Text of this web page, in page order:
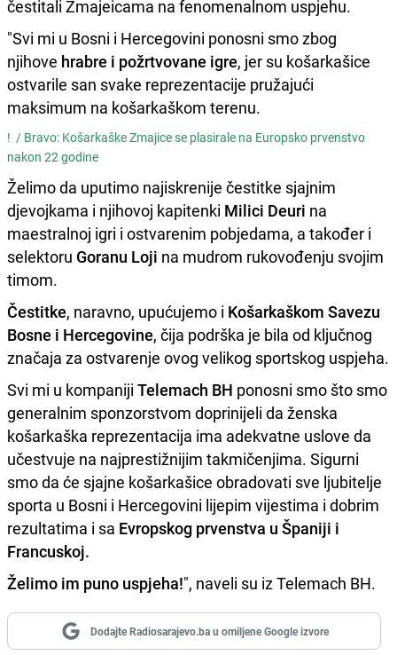
čestitali Zmajeicama na fenomenalnom uspjehu.
"Svi mi u Bosni i Hercegovini ponosni smo zbog
njihove hrabre i požrtvovane igre, jer su košarkašice
ostvarile san svake reprezentacije pružajući
maksimum na košarkaškom terenu.
! / Bravo: Košarkaške Zmajice se plasirale na Europsko prvenstvo
nakon 22 godine
Želimo da uputimo najiskrenije čestitke sjajnim
djevojkama i njihovoj kapitenki Milici Deuri na
maestralnoj igri i ostvarenim pobjedama, a također i
selektoru Goranu Loji na mudrom rukovođenju svojim
timom.
Čestitke, naravno, upućujemo i Košarkaškom Savezu
Bosne i Hercegovine, čija podrška je bila od ključnog
značaja za ostvarenje ovog velikog sportskog uspjeha.
Svi mi u kompaniji Telemach BH ponosni smo što smo
generalnim sponzorstvom doprinijeli da ženska
košarkaška reprezentacija ima adekvatne uslove da
učestvuje na najprestižnijim takmičenjima. Sigurni
smo da će sjajne košarkašice obradovati sve ljubitelje
sporta u Bosni i Hercegovini lijepim vijestima i dobrim
rezultatima i sa Evropskog prvenstva u Španiji i
Francuskoj.
Želimo im puno uspjeha!", naveli su iz Telemach BH.
Dodajte Radiosarajevo.ba u omiljene Google izvore